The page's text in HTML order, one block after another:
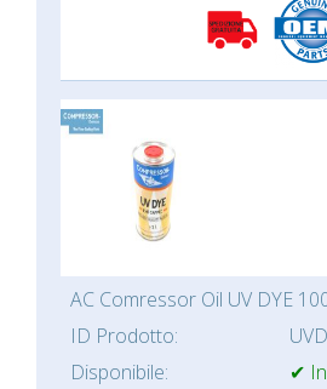
AC Comressor Oil UV DYE
ID Prodotto:
Disponibile:
✔